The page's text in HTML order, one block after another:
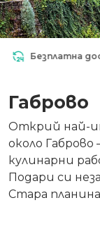
Безплатна
Габрово
Открий най-
около
кулинарни
Подари си
Стара